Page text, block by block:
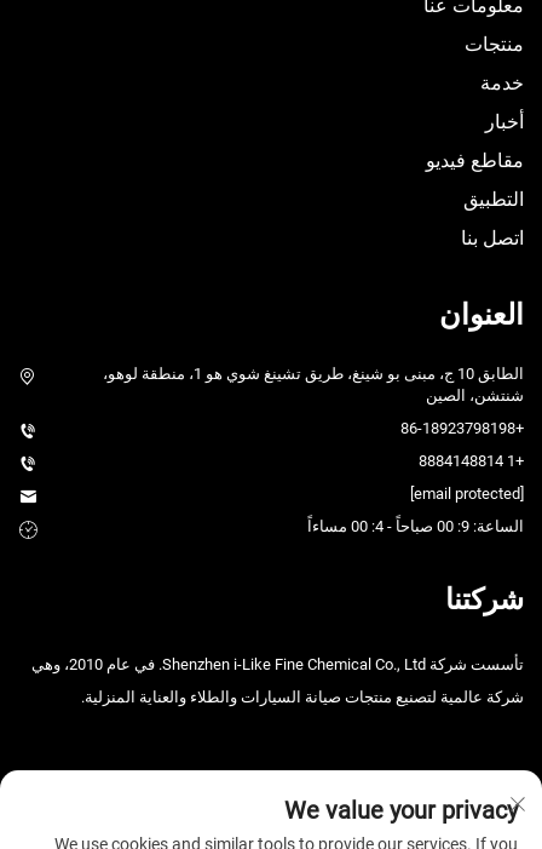
معلومات عنا
منتجات
خدمة
أخبار
مقاطع فيديو
التطبيق
اتصل بنا
العنوان
الطابق 10 ج، مبنى بو شينغ، طريق تشينغ شوي هو 1، منطقة لوهو،
شنتشن، الصين
+86-18923798198
+1 8884148814
الساعة: 9: 00 صباحاً - 4: 00 مساءاً
شركتنا
تأسست شركة Shenzhen i-Like Fine Chemical Co., Ltd. في عام 2010، وهي
شركة عالمية لتصنيع منتجات صيانة السيارات والطلاء والعناية المنزلية.
We value your privacy
We use cookies and similar tools to provide our services. If you